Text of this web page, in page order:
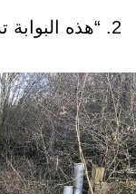
2. “هذه